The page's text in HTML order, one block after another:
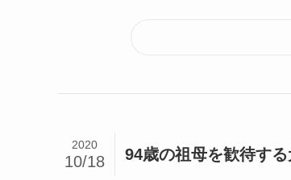
94歳の祖母を歓待する
2020
10/18